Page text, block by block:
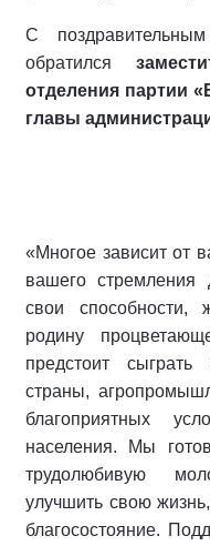
С
обратился
отделения партии
главы
«Многое зависит от
вашего стремления
свои
родину
предстоит
страны,
благоприятных
населения. Мы
трудолюбивую
улучшить свою
благосостояние.